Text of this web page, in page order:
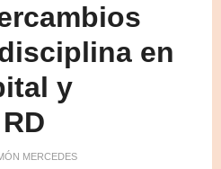
en
y
MERCEDES